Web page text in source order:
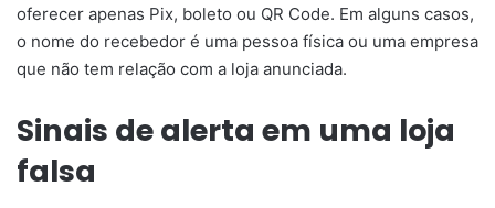
oferecer apenas Pix, boleto ou QR Code. Em alguns casos,
o nome do recebedor é uma pessoa física ou uma empresa
que não tem relação com a loja anunciada.
Sinais de alerta em uma loja
falsa